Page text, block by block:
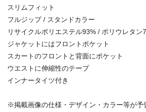
スリムフィット
フルジップ / スタンドカラー
リサイクルポリエステル93% / ポリウレタン
ジャケットにはフロントポケット
スカートのフロントと背面にポケット
ウエストに伸縮性のテープ
インナータイツ付き
※掲載画像の仕様・デザイン・カラー等が予